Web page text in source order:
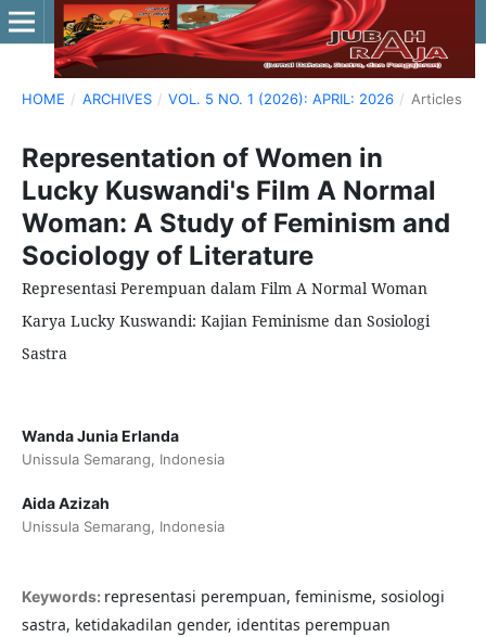
HOME / ARCHIVES / VOL. 5 NO. 1 (2026): APRIL: 2026 / Articles
Representation of Women in
Lucky Kuswandi's Film A Normal
Woman: A Study of Feminism and
Sociology of Literature
Representasi Perempuan dalam Film A Normal Woman
Karya Lucky Kuswandi: Kajian Feminisme dan Sosiologi
Sastra
Wanda Junia Erlanda
Unissula Semarang, Indonesia
Aida Azizah
Unissula Semarang, Indonesia
Keywords: representasi perempuan, feminisme, sosiologi
sastra, ketidakadilan gender, identitas perempuan